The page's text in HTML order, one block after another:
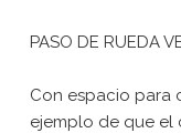
PASO DE RUEDA
Con espacio para
ejemplo de que el